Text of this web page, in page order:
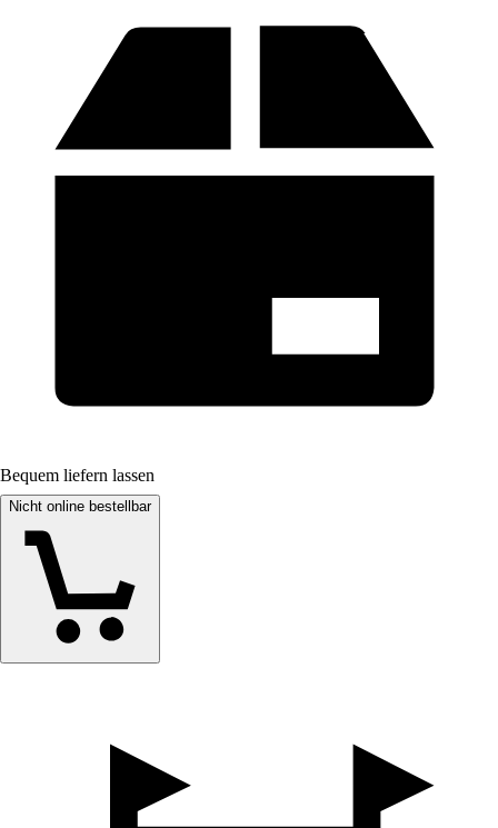
Bequem liefern lassen
Nicht online bestellbar